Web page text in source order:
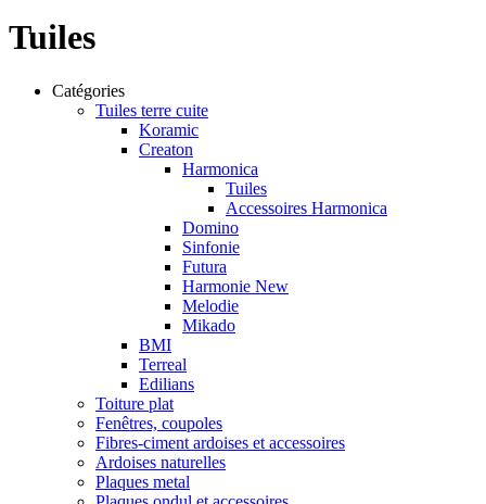
Tuiles
Catégories
Tuiles terre cuite
Koramic
Creaton
Harmonica
Tuiles
Accessoires Harmonica
Domino
Sinfonie
Futura
Harmonie New
Melodie
Mikado
BMI
Terreal
Edilians
Toiture plat
Fenêtres, coupoles
Fibres-ciment ardoises et accessoires
Ardoises naturelles
Plaques metal